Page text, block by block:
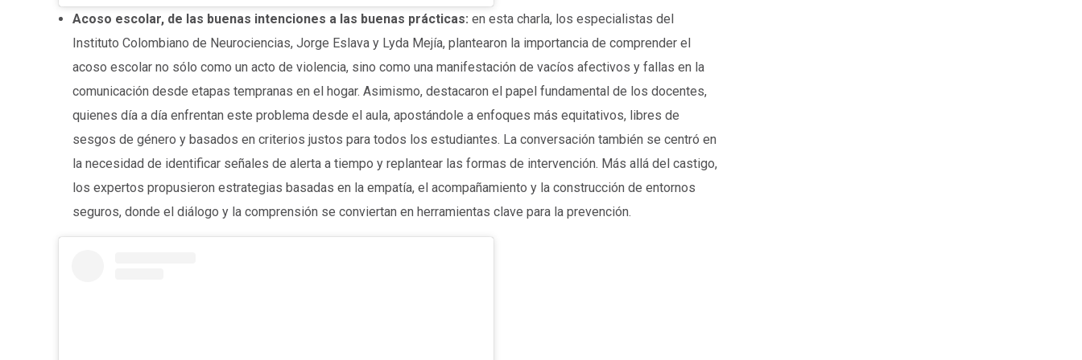
Acoso escolar, de las buenas intenciones a las buenas prácticas: en esta charla, los especialistas del
Instituto Colombiano de Neurociencias, Jorge Eslava y Lyda Mejía, plantearon la importancia de comprender el
acoso escolar no sólo como un acto de violencia, sino como una manifestación de vacíos afectivos y fallas en la
comunicación desde etapas tempranas en el hogar. Asimismo, destacaron el papel fundamental de los docentes,
quienes día a día enfrentan este problema desde el aula, apostándole a enfoques más equitativos, libres de
sesgos de género y basados en criterios justos para todos los estudiantes. La conversación también se centró en
la necesidad de identificar señales de alerta a tiempo y replantear las formas de intervención. Más allá del castigo,
los expertos propusieron estrategias basadas en la empatía, el acompañamiento y la construcción de entornos
seguros, donde el diálogo y la comprensión se conviertan en herramientas clave para la prevención.